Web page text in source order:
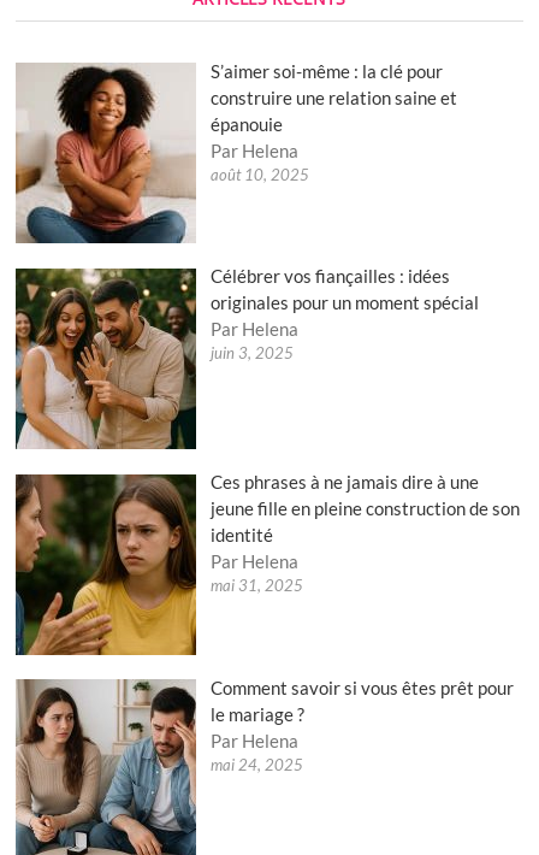
S’aimer soi-même : la clé pour
construire une relation saine et
épanouie
Par Helena
août 10, 2025
Célébrer vos fiançailles : idées
originales pour un moment spécial
Par Helena
juin 3, 2025
Ces phrases à ne jamais dire à une
jeune fille en pleine construction de son
identité
Par Helena
mai 31, 2025
Comment savoir si vous êtes prêt pour
le mariage ?
Par Helena
mai 24, 2025